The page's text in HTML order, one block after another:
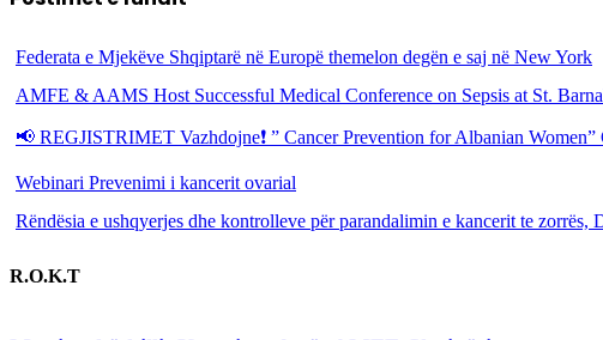
Federata e Mjekëve Shqiptarë në Europë themelon degën e saj në New York
AMFE & AAMS Host Successful Medical Conference on Sepsis at St.
📢 REGJISTRIMET Vazhdojne❗️ ” Cancer Prevention for Albanian
Webinari Prevenimi i kancerit ovarial
Rëndësia e ushqyerjes dhe kontrolleve për parandalimin e kancerit te zorrës,
R.O.K.T